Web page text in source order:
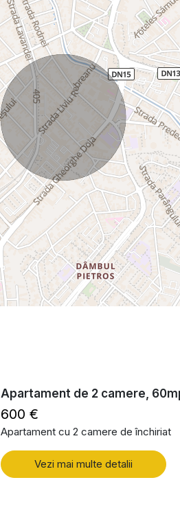
Apartament de 2 camere,
600 €
Apartament cu 2 camere de închiriat
Vezi mai multe detalii